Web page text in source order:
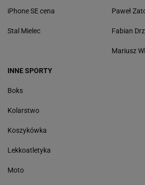
iPhone SE cena
Stal Mielec
Paweł
Fabian
Mariusz
INNE SPORTY
Boks
Kolarstwo
Koszykówka
Lekkoatletyka
Moto